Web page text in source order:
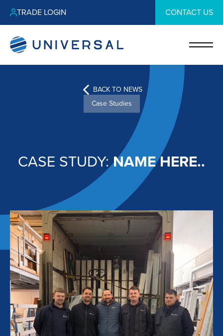
TRADE LOGIN CONTACT US
Case Studies
BACK TO NEWS
CASE STUDY:NAME HERE..